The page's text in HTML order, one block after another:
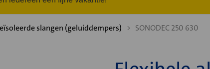
slangen (geluiddempers) SONODEC 250 630